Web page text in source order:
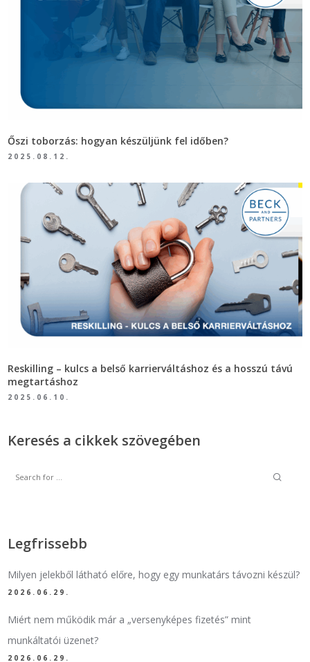
Őszi toborzás: hogyan készüljünk fel időben?
2025.08.12.
Reskilling – kulcs a belső karrierváltáshoz és a hosszú távú
megtartáshoz
2025.06.10.
Keresés a cikkek szövegében
Legfrissebb
Milyen jelekből látható előre, hogy egy munkatárs távozni készül?
2026.06.29.
Miért nem működik már a „versenyképes fizetés” mint
munkáltatói üzenet?
2026.06.29.